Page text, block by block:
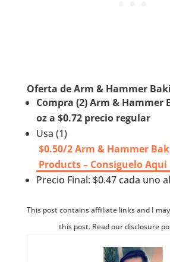
Oferta de Arm & Hammer
Compra (2) Arm & Hammer
oz a $0.72 precio regular
Usa (1)
$0.50/2 Arm & Hammer
Products – Consiguelo Aqui
Precio Final: $0.47 cada uno
This post contains affiliate links and I
this post. Read our disclosure